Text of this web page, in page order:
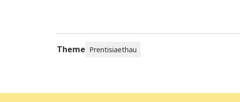
Theme Prentisiaethau